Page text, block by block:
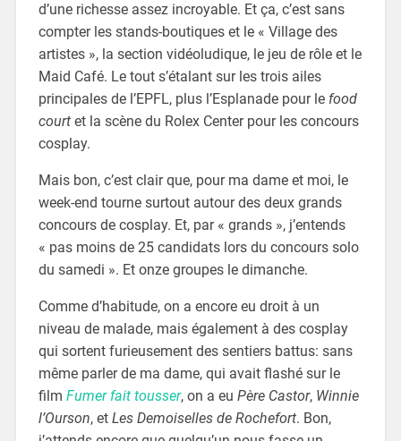
d’une richesse assez incroyable. Et ça, c’est sans
compter les stands-boutiques et le « Village des
artistes », la section vidéoludique, le jeu de rôle et le
Maid Café. Le tout s’étalant sur les trois ailes
principales de l’EPFL, plus l’Esplanade pour le food
courtet la scène du Rolex Center pour les concours
cosplay.
Mais bon, c’est clair que, pour ma dame et moi, le
week-end tourne surtout autour des deux grands
concours de cosplay. Et, par « grands », j’entends
« pas moins de 25 candidats lors du concours solo
du samedi ». Et onze groupes le dimanche.
Comme d’habitude, on a encore eu droit à un
niveau de malade, mais également à des cosplay
qui sortent furieusement des sentiers battus: sans
même parler de ma dame, qui avait flashé sur le
film Fumer fait tousser, on a eu Père Castor, Winnie
l’Ourson, et Les Demoiselles de Rochefort. Bon,